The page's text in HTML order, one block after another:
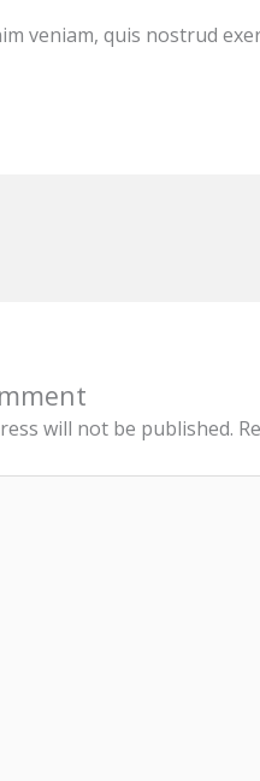
veniam, quis nostrud
will not be published.